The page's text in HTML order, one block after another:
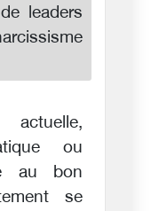
leaders
ou
au bon
se